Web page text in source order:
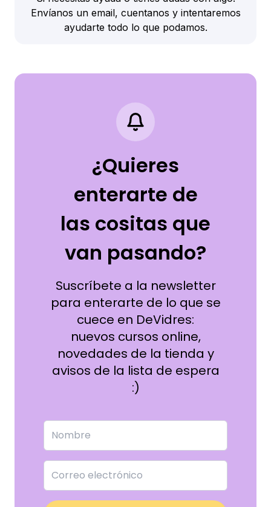
Envíanos un email, cuentanos y intentaremos
ayudarte todo lo que podamos.
¿Quieres
enterarte de
las cositas que
van pasando?
Suscríbete a la newsletter
para enterarte de lo que se
cuece en DeVidres:
nuevos cursos online,
novedades de la tienda y
avisos de la lista de espera
:)